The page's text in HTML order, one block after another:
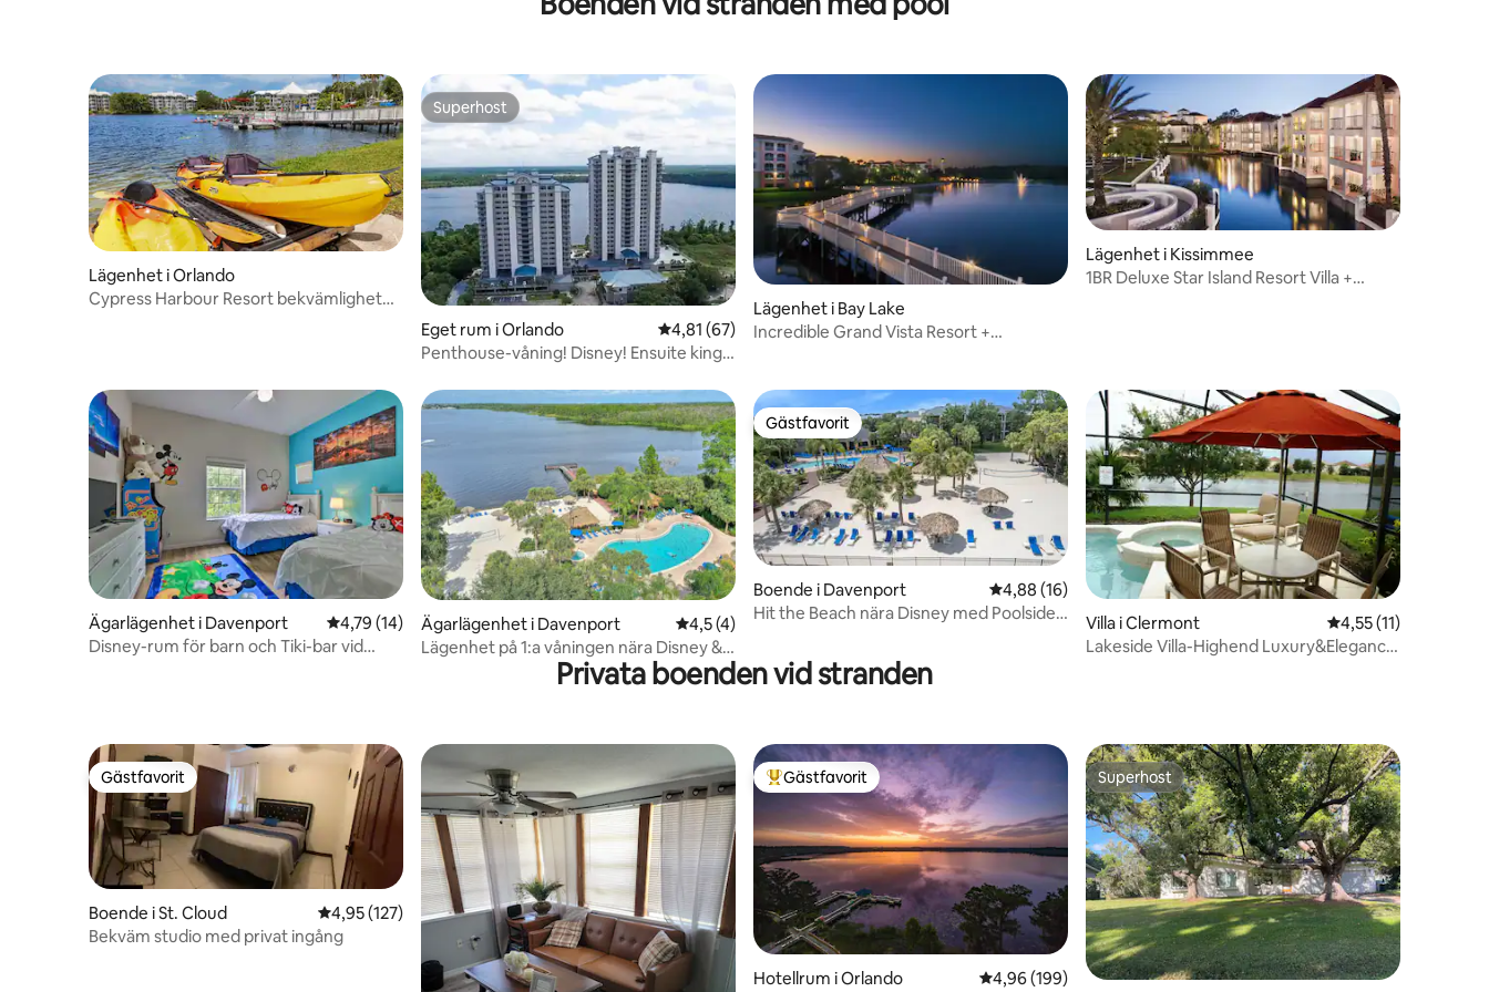
Lägenhet i Orlando
Cypress Harbour Resort bekvämligheter
Superhost
Superhost
Eget rum i Orlando 4,81 av 5 i genomsnittligt betyg, 67 omdömen
4,81 (67)
Penthouse-våning! Disney! Ensuite king-
Lägenhet i Bay Lake
Incredible Grand Vista Resort +
Lägenhet i Kissimmee
1BR Deluxe Star Island Resort Villa +
Ägarlägenhet i Davenport 4,79 av 5 i genomsnittligt betyg, 14 omdömen
4,79 (14)
Disney-rum för barn och Tiki-bar vid
Ägarlägenhet i Davenport 4,5 av 5 i genomsnittligt betyg, 4 omdömen
4,5 (4)
Lägenhet på 1:a våningen nära Disney &
Gästfavorit
Gästfavorit
Boende i Davenport 4,88 av 5 i genomsnittligt betyg, 16 omdömen
4,88 (16)
Hit the Beach nära Disney med Poolside
Villa i Clermont 4,55 av 5 i
4,55 (11)
Lakeside Villa-Highend Luxury&Elegance
Privata boenden vid stranden
Gästfavorit
Gästfavorit
Boende i St. Cloud 4,95 av 5 i genomsnittligt betyg, 127 omdömen
4,95 (127)
Bekväm studio med privat ingång
Populär gästfavorit
Gästfavorit
Hotellrum i Orlando 4,96 av 5 i genomsnittligt betyg, 199 omdömen
4,96 (199)
Superhost
Superhost